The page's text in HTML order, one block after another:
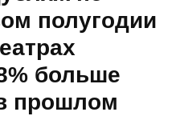
полугодии
больше
прошлом